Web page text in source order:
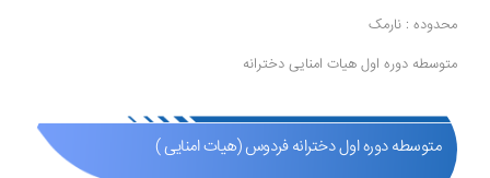
محدوده : نارمک
متوسطه دوره اول هیات امنایی دخترانه
متوسطه دوره اول دخترانه فردوس (هیات امنایی )